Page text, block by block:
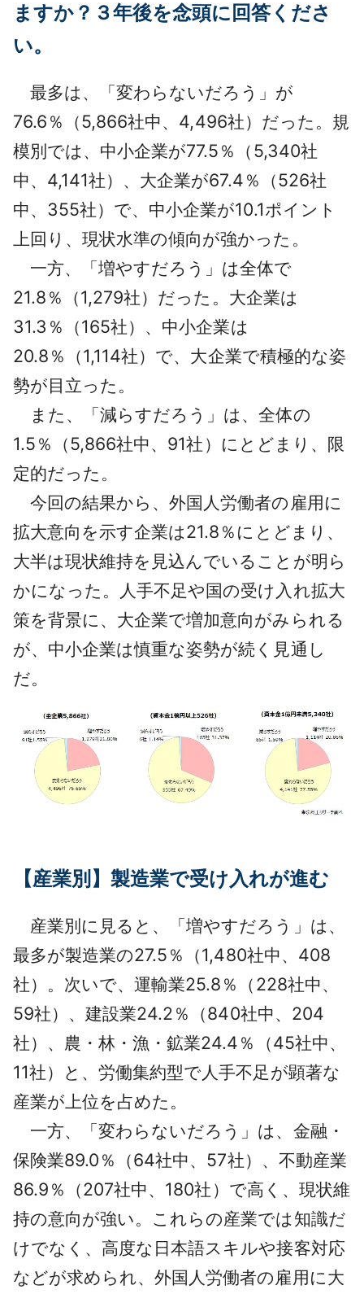
ますか？３年後を念頭に回答くださ
い。
最多は、「変わらないだろう」が
76.6％（5,866社中、4,496社）だった。規
模別では、中小企業が77.5％（5,340社
中、4,141社）、大企業が67.4％（526社
中、355社）で、中小企業が10.1ポイント
上回り、現状水準の傾向が強かった。
一方、「増やすだろう」は全体で
21.8％（1,279社）だった。大企業は
31.3％（165社）、中小企業は
20.8％（1,114社）で、大企業で積極的な姿
勢が目立った。
また、「減らすだろう」は、全体の
1.5％（5,866社中、91社）にとどまり、限
定的だった。
今回の結果から、外国人労働者の雇用に
拡大意向を示す企業は21.8％にとどまり、
大半は現状維持を見込んでいることが明ら
かになった。人手不足や国の受け入れ拡大
策を背景に、大企業で増加意向がみられる
が、中小企業は慎重な姿勢が続く見通し
だ。
【産業別】製造業で受け入れが進む
産業別に見ると、「増やすだろう」は、
最多が製造業の27.5％（1,480社中、408
社）。次いで、運輸業25.8％（228社中、
59社）、建設業24.2％（840社中、204
社）、農・林・漁・鉱業24.4％（45社中、
11社）と、労働集約型で人手不足が顕著な
産業が上位を占めた。
一方、「変わらないだろう」は、金融・
保険業89.0％（64社中、57社）、不動産業
86.9％（207社中、180社）で高く、現状維
持の意向が強い。これらの産業では知識だ
けでなく、高度な日本語スキルや接客対応
などが求められ、外国人労働者の雇用に大